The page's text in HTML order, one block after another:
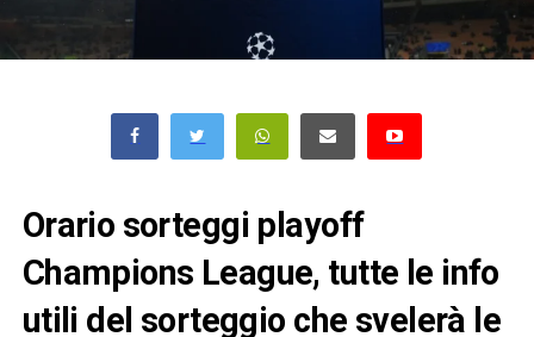
Orario sorteggi playoff
Champions League, tutte le info
utili del sorteggio che svelerà le